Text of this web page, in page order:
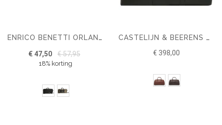
ENRICO BENETTI ORLANDO WIELTAS
€ 47,50 € 57,95
18% korting
CASTELIJN & BEERENS VERONA WEEKENDTAS
€ 398,00